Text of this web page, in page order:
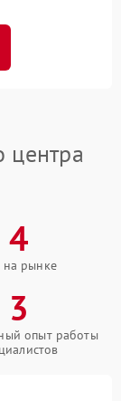
центра
4
на рынке
3
опыт работы